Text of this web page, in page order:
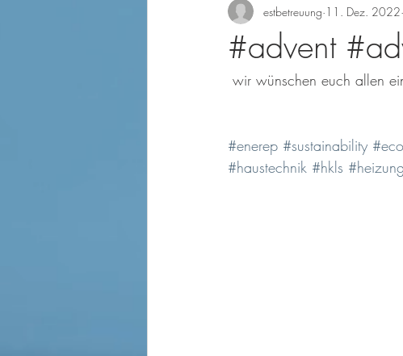
#advent
estbetreuung 11. Dez. 2022
wir wünschen euch allen
#enerep #sustainability
#haustechnik #hkls #heizung